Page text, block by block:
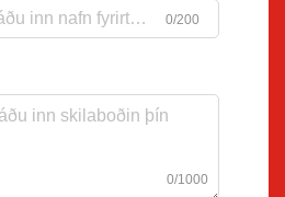
0/200
0/1000